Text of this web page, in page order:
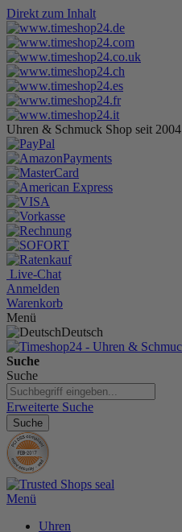
Direkt zum Inhalt
Uhren & Schmuck Shop seit 2004
Live-Chat
Anmelden
Warenkorb
Menü
Deutsch
Suche
Suche
Erweiterte Suche
Suche
Menü
Uhren